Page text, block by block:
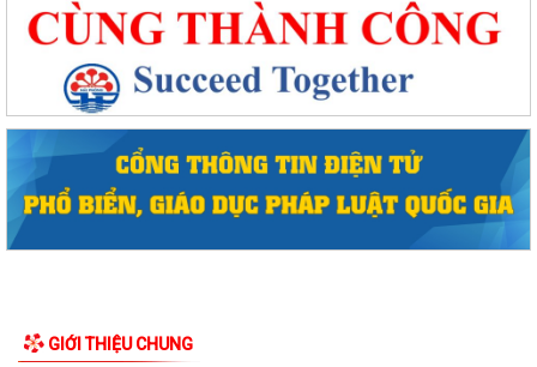
GIỚI THIỆU CHUNG